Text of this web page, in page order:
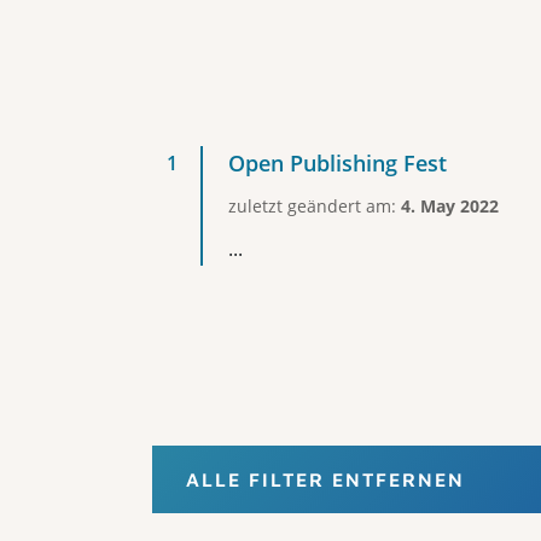
Open Publishing Fest
zuletzt geändert am: 4. May 2022
...
ALLE FILTER ENTFERNEN